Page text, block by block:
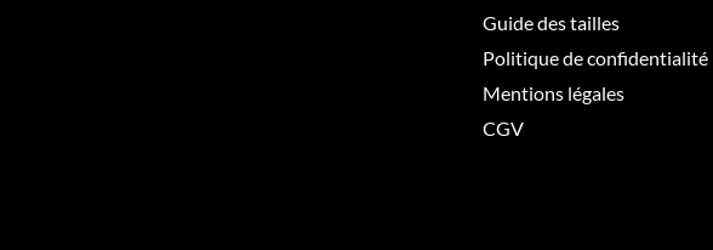
Guide des tailles
Politique de confidentialité
Mentions légales
CGV